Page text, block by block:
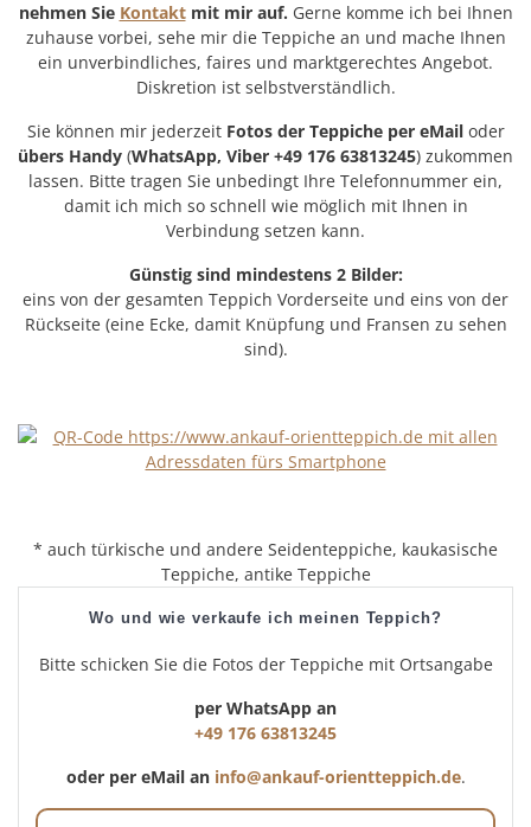
nehmen Sie Kontaktmit mir auf. Gerne komme ich bei Ihnen
zuhause vorbei, sehe mir die Teppiche an und mache Ihnen
ein unverbindliches, faires und marktgerechtes Angebot.
Diskretion ist selbstverständlich.
Sie können mir jederzeit Fotos der Teppiche per eMail oder
übers Handy (WhatsApp, Viber +49 176 63813245) zukommen
lassen. Bitte tragen Sie unbedingt Ihre Telefonnummer ein,
damit ich mich so schnell wie möglich mit Ihnen in
Verbindung setzen kann.
Günstig sind mindestens 2 Bilder:
eins von der gesamten Teppich Vorderseite und eins von der
Rückseite (eine Ecke, damit Knüpfung und Fransen zu sehen
sind).
* auch türkische und andere Seidenteppiche, kaukasische
Teppiche, antike Teppiche
Wo und wie verkaufe ich meinen Teppich?
Bitte schicken Sie die Fotos der Teppiche mit Ortsangabe
per WhatsApp an
+49 176 63813245
oder per eMail an info@ankauf-orientteppich.de.